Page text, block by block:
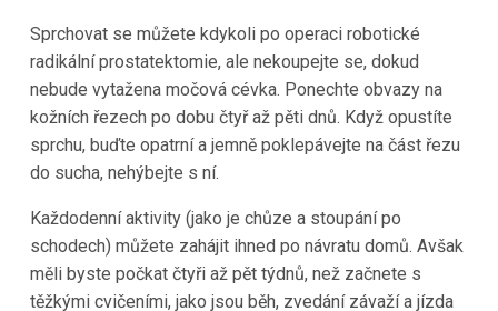
Sprchovat se můžete kdykoli po operaci robotické
radikální prostatektomie, ale nekoupejte se, dokud
nebude vytažena močová cévka. Ponechte obvazy na
kožních řezech po dobu čtyř až pěti dnů. Když opustíte
sprchu, buďte opatrní a jemně poklepávejte na část řezu
do sucha, nehýbejte s ní.
Každodenní aktivity (jako je chůze a stoupání po
schodech) můžete zahájit ihned po návratu domů. Avšak
měli byste počkat čtyři až pět týdnů, než začnete s
těžkými cvičeními, jako jsou běh, zvedání závaží a jízda